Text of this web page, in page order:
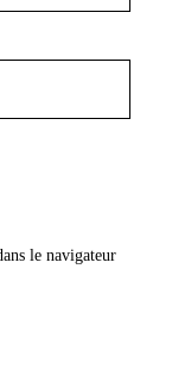
le navigateur